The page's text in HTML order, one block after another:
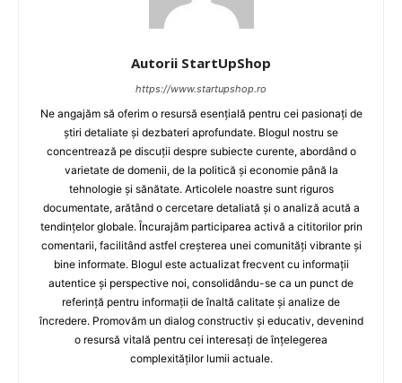
Autorii StartUpShop
https://www.startupshop.ro
Ne angajăm să oferim o resursă esențială pentru cei pasionați de
știri detaliate și dezbateri aprofundate. Blogul nostru se
concentrează pe discuții despre subiecte curente, abordând o
varietate de domenii, de la politică și economie până la
tehnologie și sănătate. Articolele noastre sunt riguros
documentate, arătând o cercetare detaliată și o analiză acută a
tendințelor globale. Încurajăm participarea activă a cititorilor prin
comentarii, facilitând astfel creșterea unei comunități vibrante și
bine informate. Blogul este actualizat frecvent cu informații
autentice și perspective noi, consolidându-se ca un punct de
referință pentru informații de înaltă calitate și analize de
încredere. Promovăm un dialog constructiv și educativ, devenind
o resursă vitală pentru cei interesați de înțelegerea
complexităților lumii actuale.